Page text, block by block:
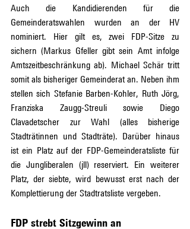
Auch die Kandidierenden für die
Gemeinderatswahlen wurden an der HV
nominiert. Hier gilt es, zwei FDP-Sitze zu
sichern (Markus Gfeller gibt sein Amt infolge
Amtszeitbeschränkung ab). Michael Schär tritt
somit als bisheriger Gemeinderat an. Neben ihm
stellen sich Stefanie Barben-Kohler, Ruth Jörg,
Franziska Zaugg-Streuli sowie Diego
Clavadetscher zur Wahl (alles bisherige
Stadträtinnen und Stadträte). Darüber hinaus
ist ein Platz auf der FDP-Gemeinderatsliste für
die Jungliberalen (jll) reserviert. Ein weiterer
Platz, der siebte, wird bewusst erst nach der
Komplettierung der Stadtratsliste vergeben.
FDP strebt Sitzgewinn an